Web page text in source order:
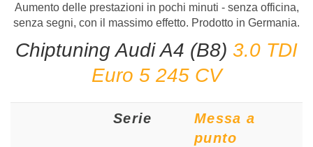
Aumento delle prestazioni in pochi minuti - senza officina,
senza segni, con il massimo effetto. Prodotto in Germania.
Chiptuning Audi A4 (B8) 3.0 TDI
Euro 5 245 CV
Serie
Messa a
punto